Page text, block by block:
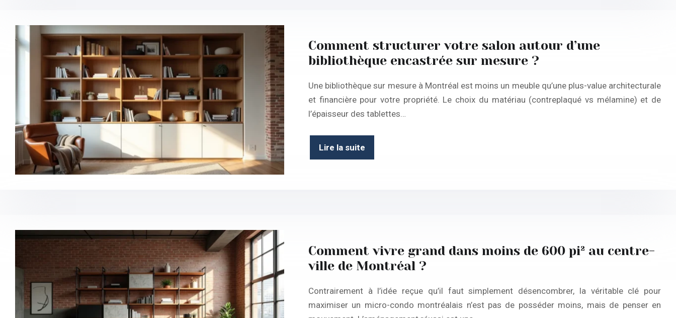
Comment structurer votre salon autour d’une
bibliothèque encastrée sur mesure ?
Une bibliothèque sur mesure à Montréal est moins un meuble qu’une plus-value architecturale
et financière pour votre propriété. Le choix du matériau (contreplaqué vs mélamine) et de
l’épaisseur des tablettes…
Lire la suite
Comment vivre grand dans moins de 600 pi² au centre-
ville de Montréal ?
Contrairement à l’idée reçue qu’il faut simplement désencombrer, la véritable clé pour
maximiser un micro-condo montréalais n’est pas de posséder moins, mais de penser en